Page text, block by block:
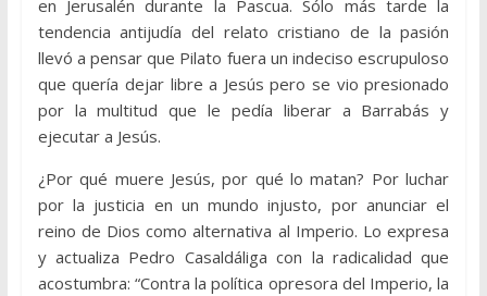
en Jerusalén durante la Pascua. Sólo más tarde la
tendencia antijudía del relato cristiano de la pasión
llevó a pensar que Pilato fuera un indeciso escrupuloso
que quería dejar libre a Jesús pero se vio presionado
por la multitud que le pedía liberar a Barrabás y
ejecutar a Jesús.
¿Por qué muere Jesús, por qué lo matan? Por luchar
por la justicia en un mundo injusto, por anunciar el
reino de Dios como alternativa al Imperio. Lo expresa
y actualiza Pedro Casaldáliga con la radicalidad que
acostumbra: “Contra la política opresora del Imperio, la